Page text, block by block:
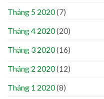
Tháng 5 2020(7)
Tháng 4 2020(20)
Tháng 3 2020(16)
Tháng 2 2020(12)
Tháng 1 2020(8)